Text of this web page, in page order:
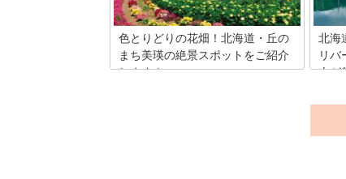
色とりどりの花畑！北海道・丘の
まち美瑛の絶景スポットをご紹介
します！
北海
リバ
人が
われ
バー
にあ